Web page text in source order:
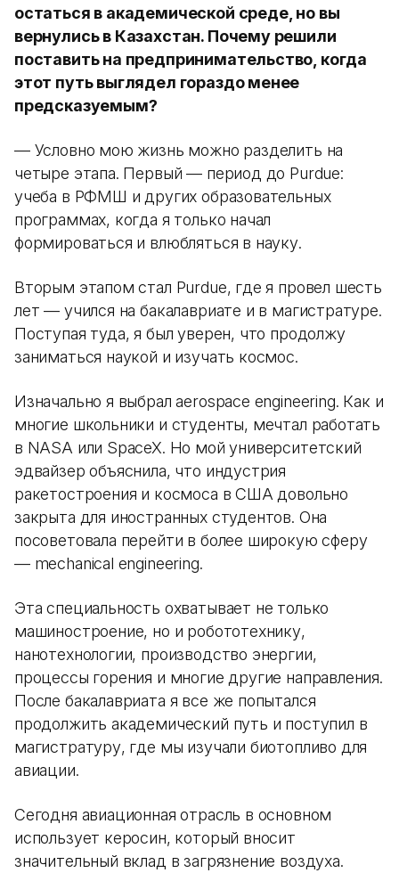
остаться в академической среде, но вы
вернулись в Казахстан. Почему решили
поставить на предпринимательство, когда
этот путь выглядел гораздо менее
предсказуемым?
— Условно мою жизнь можно разделить на
четыре этапа. Первый — период до Purdue:
учеба в РФМШ и других образовательных
программах, когда я только начал
формироваться и влюбляться в науку.
Вторым этапом стал Purdue, где я провел шесть
лет — учился на бакалавриате и в магистратуре.
Поступая туда, я был уверен, что продолжу
заниматься наукой и изучать космос.
Изначально я выбрал aerospace engineering. Как и
многие школьники и студенты, мечтал работать
в NASA или SpaceX. Но мой университетский
эдвайзер объяснила, что индустрия
ракетостроения и космоса в США довольно
закрыта для иностранных студентов. Она
посоветовала перейти в более широкую сферу
— mechanical engineering.
Эта специальность охватывает не только
машиностроение, но и робототехнику,
нанотехнологии, производство энергии,
процессы горения и многие другие направления.
После бакалавриата я все же попытался
продолжить академический путь и поступил в
магистратуру, где мы изучали биотопливо для
авиации.
Сегодня авиационная отрасль в основном
использует керосин, который вносит
значительный вклад в загрязнение воздуха.